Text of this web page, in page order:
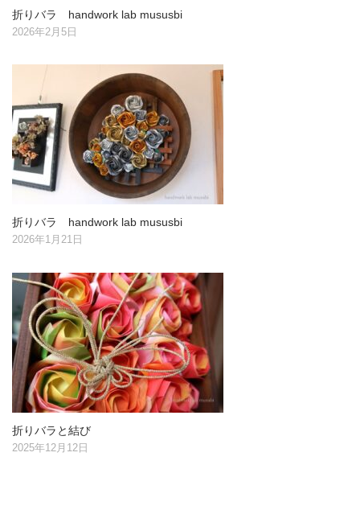
折りバラ handwork lab mususbi
2026年2月5日
折りバラ handwork lab mususbi
2026年1月21日
折りバラと結び
2025年12月12日